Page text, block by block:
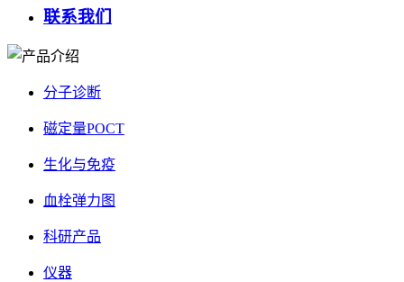
联系我们
分子诊断
磁定量POCT
生化与免疫
血栓弹力图
科研产品
仪器